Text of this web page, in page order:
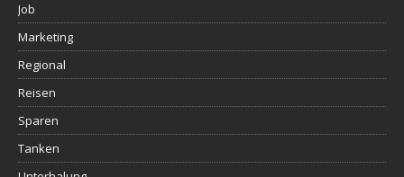
Job
Marketing
Regional
Reisen
Sparen
Tanken